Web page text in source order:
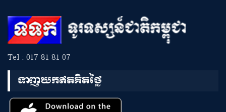
Tel : 017 81 81 07
ទាញយកឥតគិតថ្លៃ